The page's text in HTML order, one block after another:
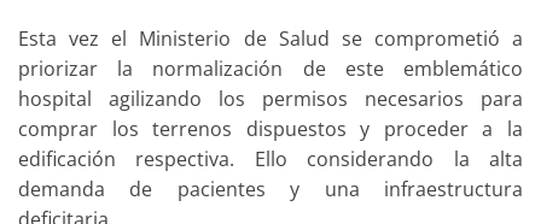
Esta vez el Ministerio de Salud se comprometió a
priorizar la normalización de este emblemático
hospital agilizando los permisos necesarios para
comprar los terrenos dispuestos y proceder a la
edificación respectiva. Ello considerando la alta
demanda de pacientes y una infraestructura